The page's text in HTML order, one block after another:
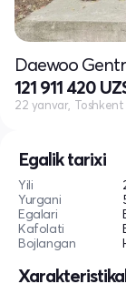
Egalik tarixi
Yili
Yurgani
Egalari
Kafolati
Bojlangan
Daewoo
121 911 420
22 yanvar, Toshkent